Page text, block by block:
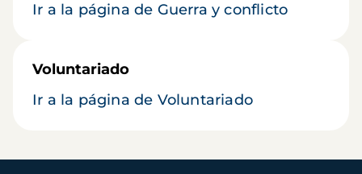
Ir a la página de Guerra y conflicto
Voluntariado
Ir a la página de Voluntariado